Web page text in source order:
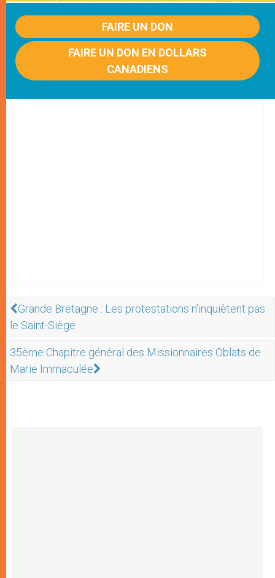
FAIRE UN DON
FAIRE UN DON EN DOLLARS
CANADIENS
Grande Bretagne : Les protestations n'inquiètent pas
le Saint-Siège
35ème Chapitre général des Missionnaires Oblats de
Marie Immaculée